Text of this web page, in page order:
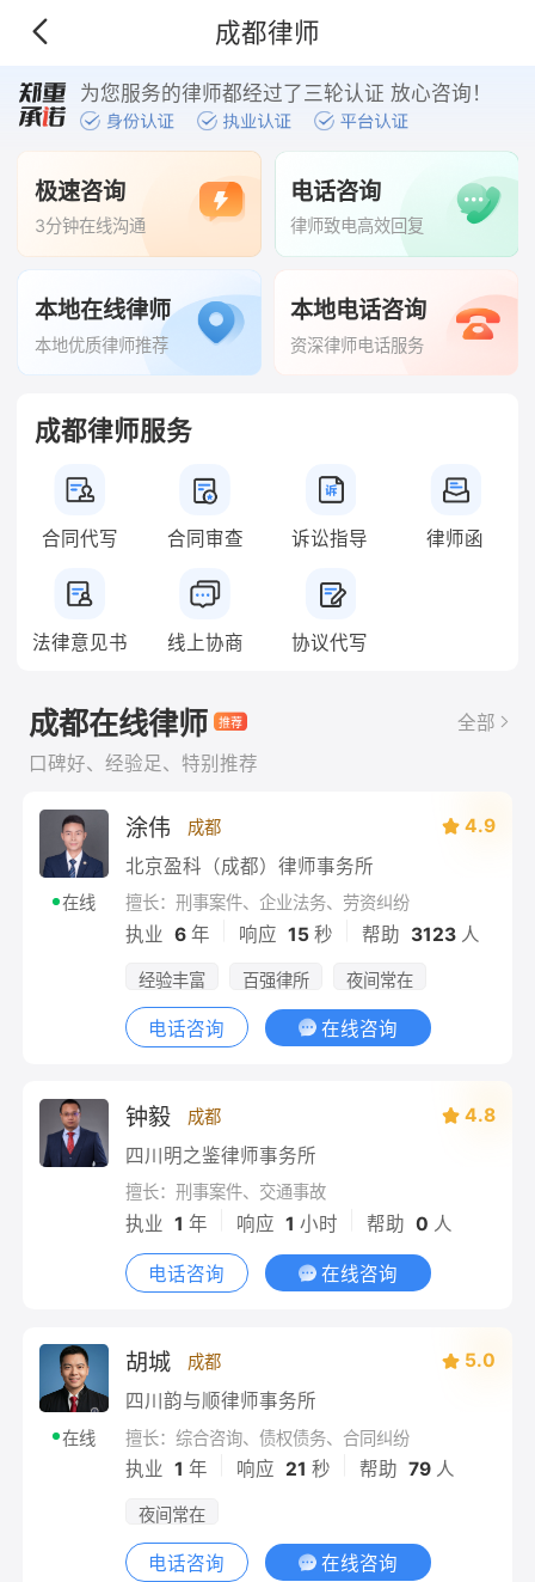
成都律师
为您服务的律师都经过了三轮认证 放心咨询！
极速咨询
3分钟在线沟通
电话咨询
律师致电高效回复
本地在线律师
本地优质律师推荐
本地电话咨询
资深律师电话服务
成都律师服务
合同代写 合同审查 诉讼指导 律师函
法律意见书 线上协商 协议代写
成都在线律师
全部
口碑好、经验足、特别推荐
在线
涂伟 成都
4.9
北京盈科（成都）律师事务所
擅长：刑事案件、企业法务、劳资纠纷
执业 6年 响应 15秒 帮助 3123人
经验丰富 百强律所 夜间常在
电话咨询 在线咨询
钟毅 成都
4.8
四川明之鉴律师事务所
擅长：刑事案件、交通事故
执业 1 年 响应 1 小时 帮助 0 人
电话咨询 在线咨询
在线
胡城 成都
5.0
四川韵与顺律师事务所
擅长：综合咨询、债权债务、合同纠纷
执业 1 年 响应 21 秒 帮助 79人
夜间常在
电话咨询 在线咨询